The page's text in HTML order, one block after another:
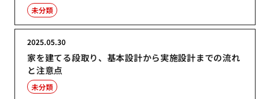
未分類
家を建てる段取り、基本設計から実施設計までの流れ
と注意点
2025.05.30
未分類